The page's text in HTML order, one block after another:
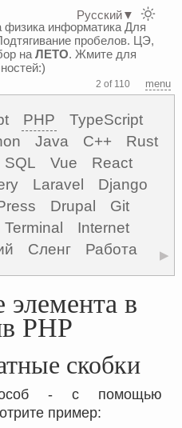
информатикаДля
пробелов. ЦЭ,
на ЛЕТО. Жмите для
2 of 110 menu
PHP
TypeScript
Java C++
Rust
SQL Vue
React
Laravel
Django
Drupal
Git
Terminal
Internet
Сленг Работа ▶
элемента в
PHP
скобки
- с помощью
пример:
Русский▼